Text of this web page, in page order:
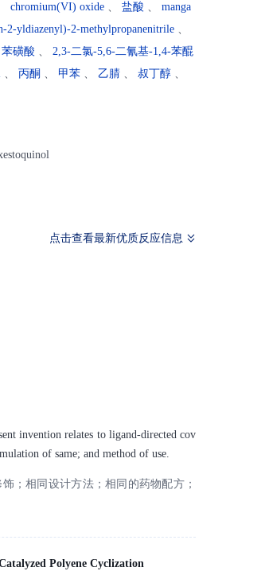
chromium(VI) oxide 、 盐酸 、 manga
2-yldiazenyl)-2-methylpropanenitrile 、
磺酸 、 2,3-二氯-5,6-二氰基-1,4-苯醌
、 丙酮 、 甲苯 、 乙腈 、 叔丁醇 、
点击查看最新优质反应信息
invention relates to ligand-directed cov
of same; and method of use.
；相同设计方法；相同的药物配方；
Polyene Cyclization